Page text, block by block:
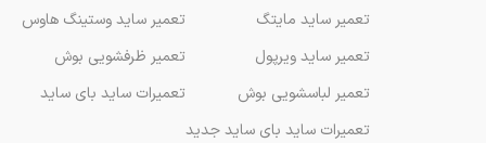
تعمیر ساید وستینگ هاوس
تعمیر ظرفشویی بوش
تعمیرات ساید بای ساید
تعمیر ساید مایتگ
تعمیر ساید ویرپول
تعمیر لباسشویی بوش
تعمیرات ساید بای ساید جدید